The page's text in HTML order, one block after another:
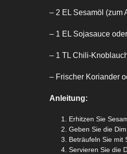
– 2 EL Sesamöl (zum
– 1 EL Sojasauce
– 1 TL Chili-
– Frischer Koriander
Anleitung:
Erhitzen Sie
Geben Sie die
Beträufeln Sie mit
Servieren Sie die